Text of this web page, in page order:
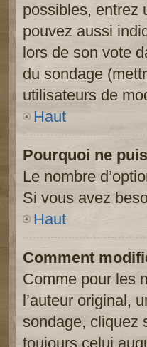
possibles, entrez
pouvez aussi
lors de son vote
du sondage
utilisateurs de
Haut
Pourquoi ne
Le nombre
Si vous avez
Haut
Comment
Comme pour les
l’auteur original,
sondage, cliquez
toujours celui